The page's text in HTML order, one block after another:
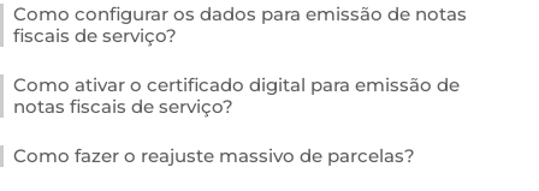
Como configurar os dados para emissão de notas
fiscais de serviço?
Como ativar o certificado digital para emissão de
notas fiscais de serviço?
Como fazer o reajuste massivo de parcelas?